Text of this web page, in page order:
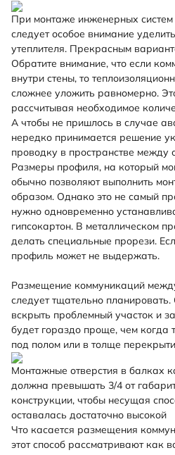
При монтаже инженерных
следует особое внимание
утеплителя. Прекрасным
Обратите внимание, что если
внутри стены, то
сложнее уложить равномерно.
рассчитывая необходимое
А чтобы не пришлось в случае
нередко принимается решение
проводку в пространстве между
Размеры профиля, на который
обычно позволяют выполнить
образом. Однако это не самый
нужно одновременно
гипсокартон. В металлическом
делать специальные прорези.
профиль может не выдержать.
Размещение коммуникаций
следует тщательно
вскрыть проблемный участок и
будет гораздо проще, чем когда
под полом или в толще
Монтажные отверстия в балках
должна превышать 3/4 от
конструкции, чтобы несущая
оставалась достаточно высокой
Что касается размещения
этот способ рассматривают как